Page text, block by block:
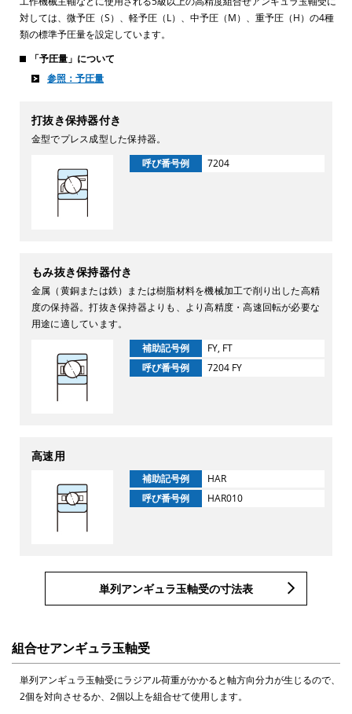
対しては、微予圧（S）、軽予圧（L）、中予圧（M）、重予圧（H）の4種
類の標準予圧量を設定しています。
「予圧量」について
参照：予圧量
打抜き保持器付き
金型でプレス成型した保持器。
呼び番号例
7204
もみ抜き保持器付き
金属（黄銅または鉄）または樹脂材料を機械加工で削り出した高精
度の保持器。打抜き保持器よりも、より高精度・高速回転が必要な
用途に適しています。
補助記号例
FY, FT
呼び番号例
7204 FY
高速用
補助記号例
HAR
呼び番号例
HAR010
単列アンギュラ玉軸受の寸法表
組合せアンギュラ玉軸受
単列アンギュラ玉軸受にラジアル荷重がかかると軸方向分力が生じるので、
2個を対向させるか、2個以上を組合せて使用します。